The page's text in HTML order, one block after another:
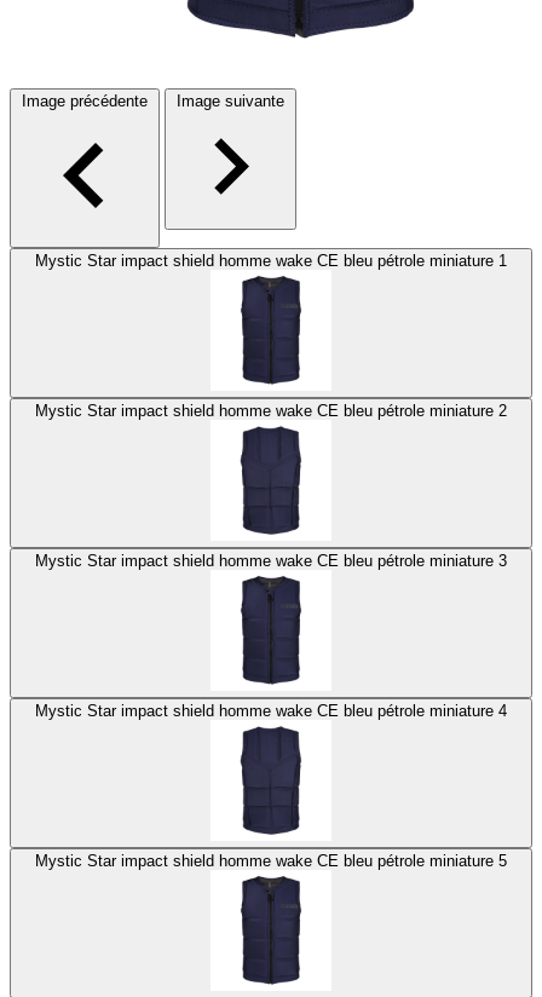
Image précédente Image suivante
Mystic Star impact shield homme wake CE bleu pétrole miniature 1
Mystic Star impact shield homme wake CE bleu pétrole miniature 2
Mystic Star impact shield homme wake CE bleu pétrole miniature 3
Mystic Star impact shield homme wake CE bleu pétrole miniature 4
Mystic Star impact shield homme wake CE bleu pétrole miniature 5